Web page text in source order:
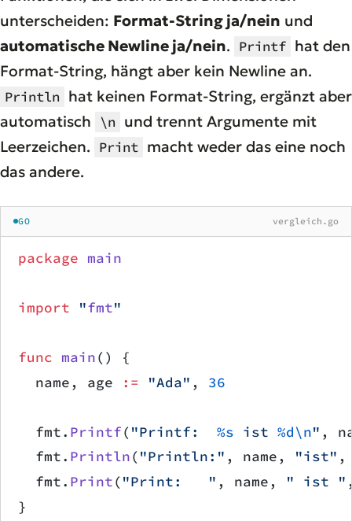
unterscheiden: Format-String ja/nein und
automatische Newline ja/nein. Printf hat den
Format-String, hängt aber kein Newline an.
Println hat keinen Format-String, ergänzt aber
automatisch \n und trennt Argumente mit
Leerzeichen. Print macht weder das eine noch
das andere.
GO vergleich.go
package main
import "fmt"
func main() {
	name, age
:= "Ada" , 36
	fmt.
Printf( "Printf: %s ist %d\n" ,
	fmt.
Println( "Println:" , name, "ist" ,
	fmt.
Print( "Print:   " , name, " ist "
}